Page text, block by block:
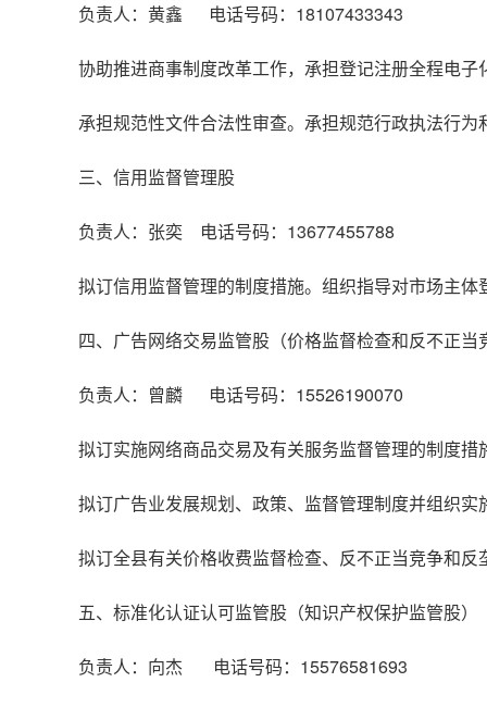
负责人：黄鑫 电话号码：18107433343
协助推进商事制度改革工作，承担登记注册全程电
承担规范性文件合法性审查。承担规范行政执法行
三、信用监督管理股
负责人：张奕 电话号码：13677455788
拟订信用监督管理的制度措施。组织指导对市场主
四、广告网络交易监管股（价格监督检查和反不正
负责人：曾麟 电话号码：15526190070
拟订实施网络商品交易及有关服务监督管理的制度
拟订广告业发展规划、政策、监督管理制度并组织
拟订全县有关价格收费监督检查、反不正当竞争和
五、标准化认证认可监管股（知识产权保护监管股）
负责人：向杰 电话号码：15576581693